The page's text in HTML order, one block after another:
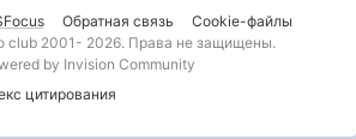
Обратная связь
Cookie-файлы
club 2001- 2026. Права не защищены.
by Invision Community